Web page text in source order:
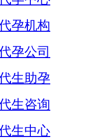
孕机构
孕公司
生助孕
生咨询
生中心